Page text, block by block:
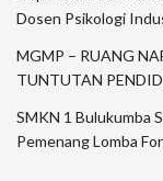
Dosen Psikologi
MGMP – RUANG
TUNTUTAN
SMKN 1 Bulukumba
Pemenang Lomba